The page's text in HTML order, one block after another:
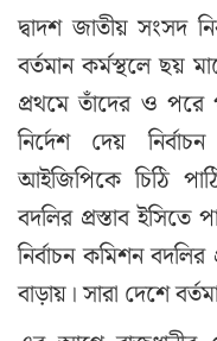
দ্বাদশ জাতীয় সংসদ
বর্তমান কর্মস্থলে ছয়
প্রথমে তাঁদের ও পরে
নির্দেশ দেয়
আইজিপিকে চিঠি
বদলির প্রস্তাব ইসিতে
নির্বাচন কমিশন
বাড়ায়। সারা দেশে